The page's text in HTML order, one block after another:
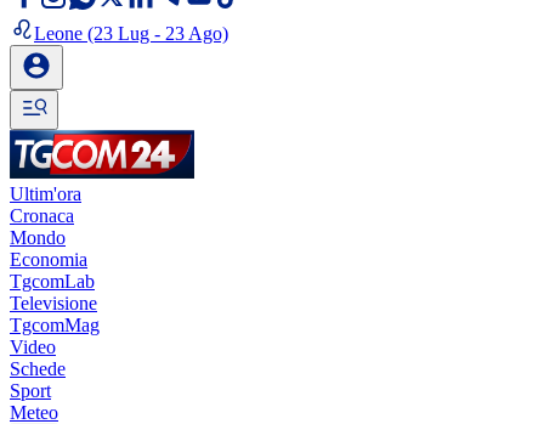
Leone (23 Lug - 23 Ago)
Ultim'ora
Cronaca
Mondo
Economia
TgcomLab
Televisione
TgcomMag
Video
Schede
Sport
Meteo